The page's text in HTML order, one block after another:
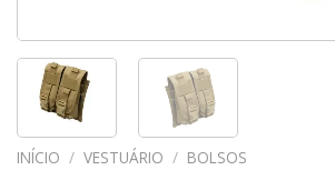
INÍCIO / VESTUÁRIO / BOLSOS